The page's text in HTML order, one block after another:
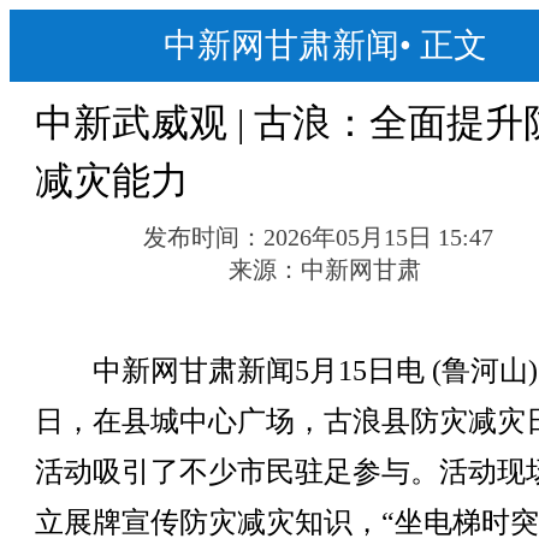
中新网甘肃新闻• 正文
中新武威观 | 古浪：全面提升
减灾能力
发布时间： 2026年05月15日 15:47
来源： 中新网甘肃
中新网甘肃新闻5月15日电 (鲁河山
日，在县城中心广场，古浪县防灾减灾
活动吸引了不少市民驻足参与。活动现
立展牌宣传防灾减灾知识，“坐电梯时